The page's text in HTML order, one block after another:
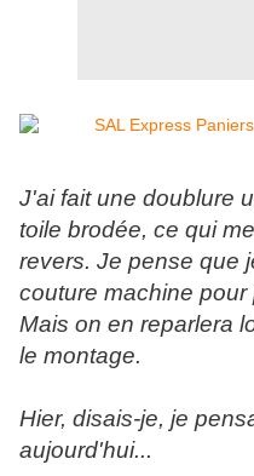
J'ai fait une doublure
toile brodée, ce qui
revers. Je pense que
couture machine pour
Mais on en reparlera
le montage.
Hier, disais-je, je
aujourd'hui...